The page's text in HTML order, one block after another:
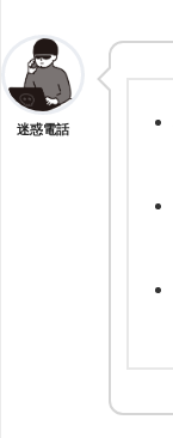
迷惑電話